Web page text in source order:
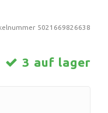
5021669826638
3 auf lager